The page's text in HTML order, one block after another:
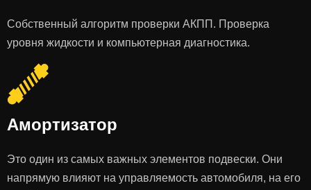
Собственный алгоритм проверки АКПП. Проверка
уровня жидкости и компьютерная диагностика.
Амортизатор
Это один из самых важных элементов подвески. Они
напрямую влияют на управляемость автомобиля, на его